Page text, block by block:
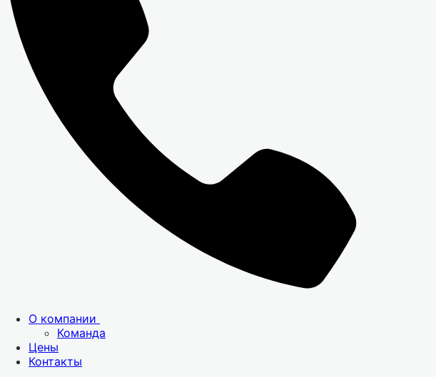
О компании
Команда
Цены
Контакты